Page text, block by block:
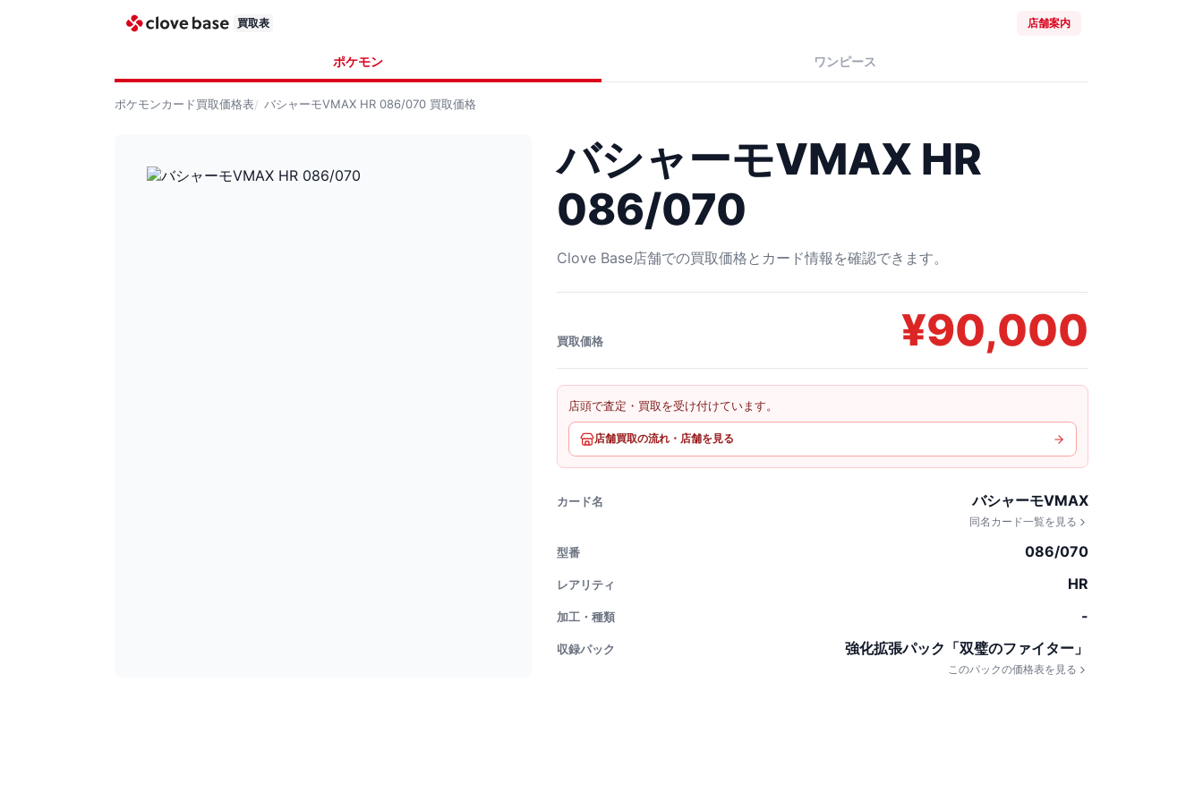
買取表 店舗案内
ポケモン ワンピース
ポケモンカード買取価格表 バシャーモVMAX HR 086/070 買取価格
バシャーモVMAX HR
086/070
Clove Base店舗での買取価格とカード情報を確認できます。
買取価格 ¥90,000
店頭で査定・買取を受け付けています。
店舗買取の流れ・店舗を見る
カード名 バシャーモVMAX
同名カード一覧を見る
型番 086/070
レアリティ HR
加工・種類 -
収録パック 強化拡張パック「双璧のファイター」
このパックの価格表を見る